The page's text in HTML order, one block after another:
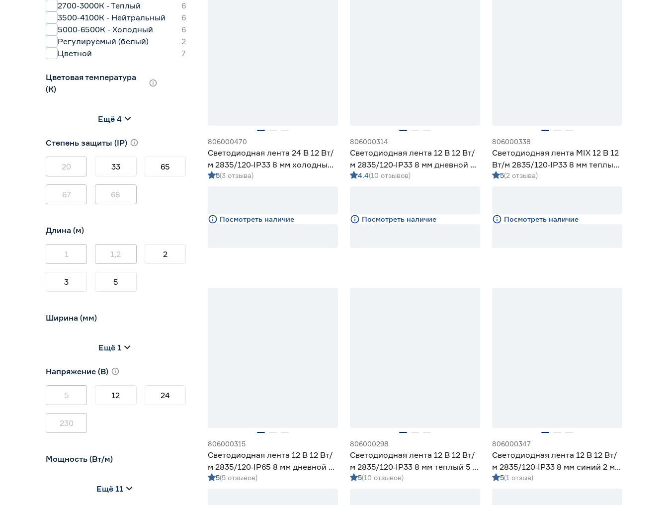
2700-3000К - Теплый
6
3500-4100К - Нейтральный
6
5000-6500К - Холодный
6
Регулируемый (белый)
2
Цветной
7
Цветовая температура
(К)
2700-3000 (теплый)
3800-4200 (дневной)
4000 (нейтральный)
0
Ещё 4
Степень защиты (IP)
20 33 65
67 68
Длина (м)
1 1,2 2
3 5
Ширина (мм)
10 12
Ещё 1
Напряжение (В)
5 12 24
230
Мощность (Вт/м)
Ещё 11
806000470
Светодиодная лента 24 В 12 Вт/
м 2835/120‑IP33 8 мм холодный
5 м Geniled
5(3 отзыва)
Посмотреть наличие
806000314
Светодиодная лента 12 В 12 Вт/
м 2835/120‑IP33 8 мм дневной 5
м Geniled
4.4(10 отзывов)
Посмотреть наличие
806000338
Светодиодная лента MIX 12 В 12
Вт/м 2835/120‑IP33 8 мм теплый/
дневной/холодный 5 м Geniled
5(2 отзыва)
Посмотреть наличие
806000315
Светодиодная лента 12 В 12 Вт/
м 2835/120‑IP65 8 мм дневной 5
м Geniled
5(5 отзывов)
806000298
Светодиодная лента 12 В 12 Вт/
м 2835/120‑IP33 8 мм теплый 5 м
Geniled
5(10 отзывов)
806000347
Светодиодная лента 12 В 12 Вт/
м 2835/120‑IP33 8 мм синий 2 м
Geniled
5(1 отзыв)